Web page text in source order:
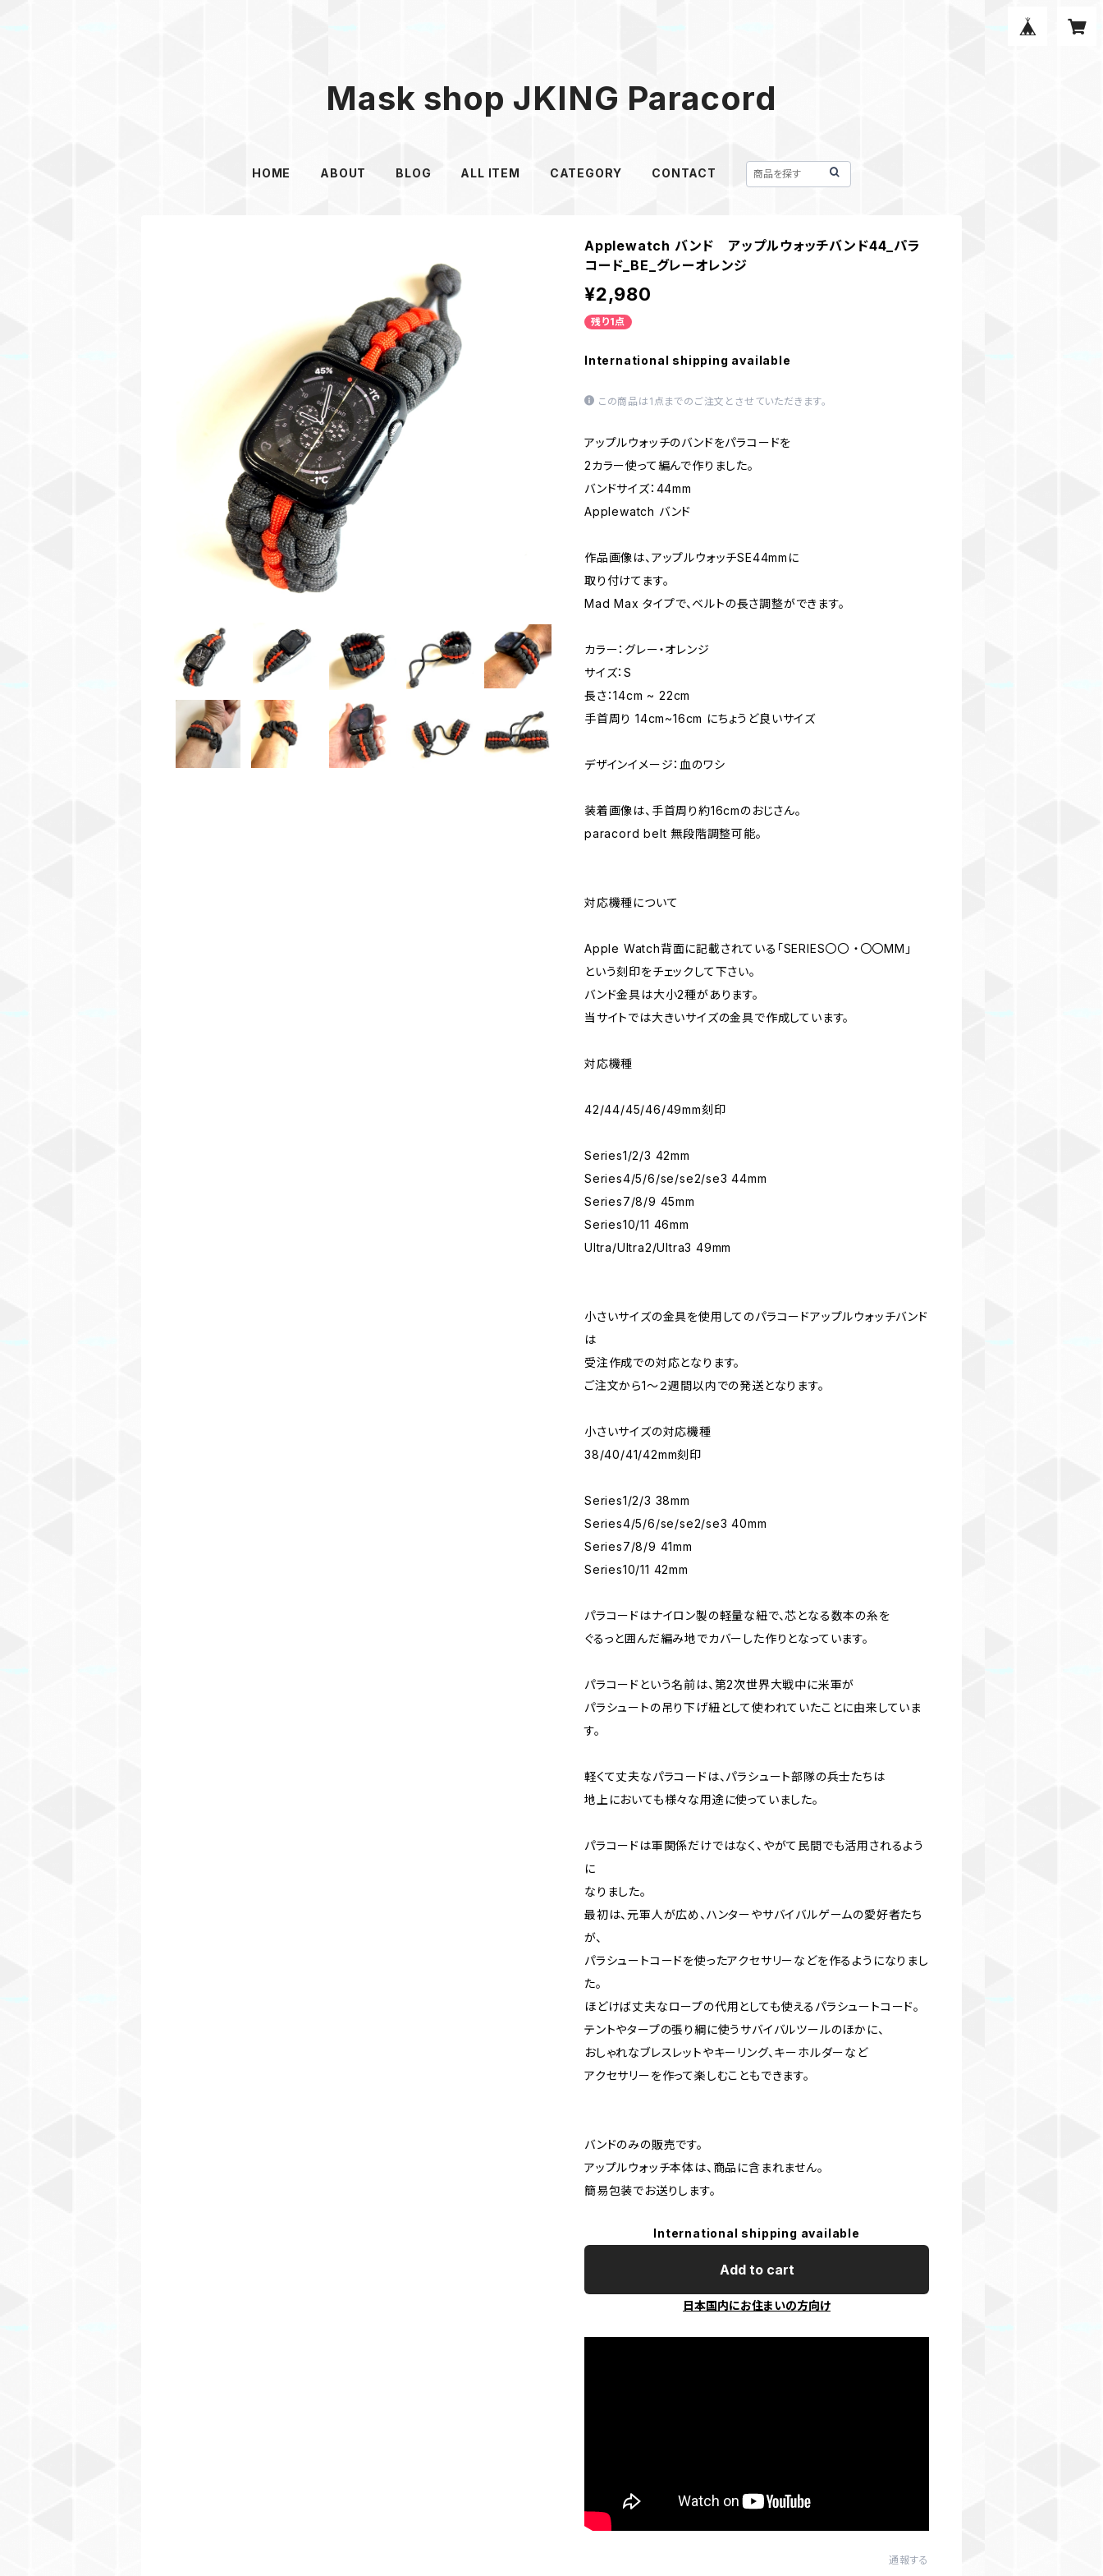
Mask shop JKING Paracord
HOME ABOUT BLOG ALL ITEM CATEGORY CONTACT
Applewatch バンド アップルウォッチバンド44_パラ
コード_BE_グレーオレンジ
¥2,980
残り1点
International shipping available
この商品は1点までのご注文とさせていただきます。
アップルウォッチのバンドをパラコードを
2カラー使って編んで作りました。
バンドサイズ：44mm
Applewatch バンド
作品画像は、アップルウォッチSE44mmに
取り付けてます。
Mad Max タイプで、ベルトの長さ調整ができます。
カラー：グレー・オレンジ
サイズ：S
長さ：14cm ~ 22cm
手首周り 14cm~16cm にちょうど良いサイズ
デザインイメージ：血のワシ
装着画像は、手首周り約16cmのおじさん。
paracord belt 無段階調整可能。
対応機種について
Apple Watch背面に記載されている「SERIES〇〇 ・〇〇MM」
という刻印をチェックして下さい。
バンド金具は大小2種があります。
当サイトでは大きいサイズの金具で作成しています。
対応機種
42/44/45/46/49mm刻印
Series1/2/3 42mm
Series4/5/6/se/se2/se3 44mm
Series7/8/9 45mm
Series10/11 46mm
Ultra/Ultra2/Ultra3 49mm
小さいサイズの金具を使用してのパラコードアップルウォッチバンド
は
受注作成での対応となります。
ご注文から1〜２週間以内での発送となります。
小さいサイズの対応機種
38/40/41/42mm刻印
Series1/2/3 38mm
Series4/5/6/se/se2/se3 40mm
Series7/8/9 41mm
Series10/11 42mm
パラコードはナイロン製の軽量な紐で、芯となる数本の糸を
ぐるっと囲んだ編み地でカバーした作りとなっています。
パラコードという名前は、第2次世界大戦中に米軍が
パラシュートの吊り下げ紐として使われていたことに由来していま
す。
軽くて丈夫なパラコードは、パラシュート部隊の兵士たちは
地上においても様々な用途に使っていました。
パラコードは軍関係だけではなく、やがて民間でも活用されるよう
に
なりました。
最初は、元軍人が広め、ハンターやサバイバルゲームの愛好者たち
が、
パラシュートコードを使ったアクセサリーなどを作るようになりまし
た。
ほどけば丈夫なロープの代用としても使えるパラシュートコード。
テントやタープの張り綱に使うサバイバルツールのほかに、
おしゃれなブレスレットやキーリング、キーホルダーなど
アクセサリーを作って楽しむこともできます。
バンドのみの販売です。
アップルウォッチ本体は、商品に含まれません。
簡易包装でお送りします。
International shipping available
Add to cart
日本国内にお住まいの方向け
通報する